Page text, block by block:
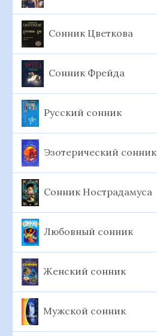
Сонник Цветкова
Сонник Фрейда
Русский сонник
Эзотерический сонник
Сонник Нострадамуса
Любовный сонник
Женский сонник
Мужской сонник